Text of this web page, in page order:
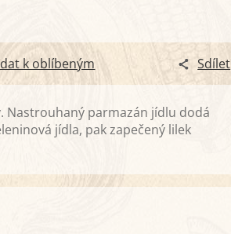
k oblíbeným Sdílet
Nastrouhaný parmazán jídlu dodá
jídla, pak zapečený lilek